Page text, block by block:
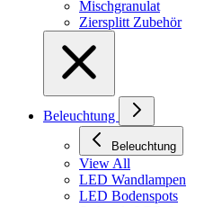
Mischgranulat
Ziersplitt Zubehör
Beleuchtung
Beleuchtung
View All
LED Wandlampen
LED Bodenspots